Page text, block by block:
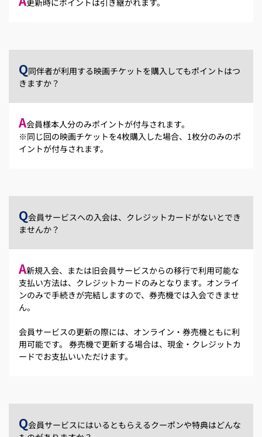
Q同伴者が利用する映画チケットを購入してもポイントはつ
きますか？
A会員様本人分のみポイントが付与されます。
※同じ回の映画チケットを4枚購入した場合、1枚分のみのポ
イントが付与されます。
Q会員サービスへの入会は、クレジットカードがないとでき
ませんか？
A新規入会、または旧会員サービスからの移行で利用可能な
支払い方法は、クレジットカードのみとなります。オンライ
ンのみで手続きが完結しますので、券売機では入会できませ
ん。
会員サービスの更新の際には、オンライン・券売機ともに利
用可能です。 券売機で更新する場合は、現金・クレジットカ
ードでお支払いいただけます。
Q会員サービスにはいるともらえるクーポンや特典はどんな